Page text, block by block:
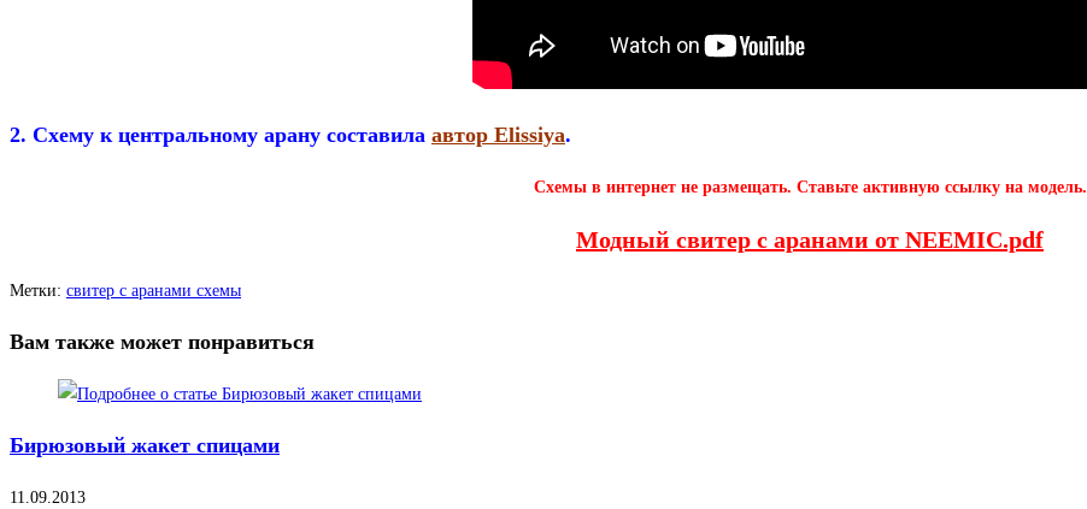
2. Схему к центральному арану составила автор Elissiya.
Схемы в интернет не размещать. Ставьте активную ссылку на модель.
Модный свитер с аранами от NEEMIC.pdf
Метки: свитер с аранами схемы
Вам также может понравиться
Бирюзовый жакет спицами
11.09.2013